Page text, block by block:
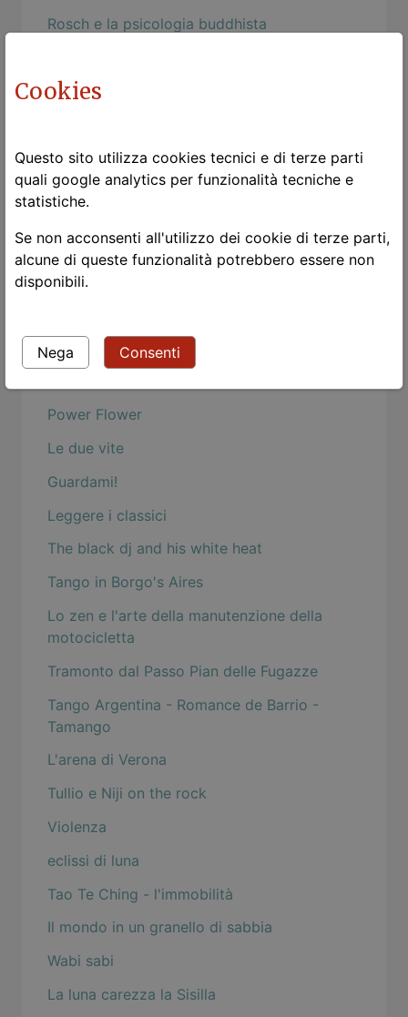
Rosch e la psicologia buddhista
Mind Hacks: Osama Bin Language Acquistion
Le chat
Nietzsche: dei dispregiatori del corpo
L'estetica della funzionalità
Chi va piano ...
dell'Asia
Power Flower
Le due vite
Guardami!
Leggere i classici
The black dj and his white heat
Tango in Borgo's Aires
Lo zen e l'arte della manutenzione della
motocicletta
Tramonto dal Passo Pian delle Fugazze
Tango Argentina - Romance de Barrio -
Tamango
L'arena di Verona
Tullio e Niji on the rock
Violenza
eclissi di luna
Tao Te Ching - l'immobilità
Il mondo in un granello di sabbia
Wabi sabi
La luna carezza la Sisilla
Cookies
Questo sito utilizza cookies tecnici e di terze parti
quali google analytics per funzionalità tecniche e
statistiche.
Se non acconsenti all'utilizzo dei cookie di terze parti,
alcune di queste funzionalità potrebbero essere non
disponibili.
Nega Consenti